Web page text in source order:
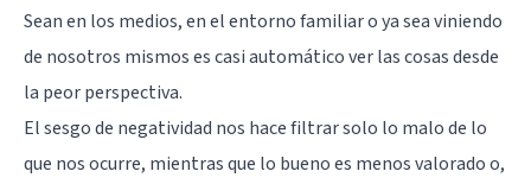
Sean en los medios, en el entorno familiar o ya sea viniendo
de nosotros mismos es casi automático ver las cosas desde
la peor perspectiva.
El sesgo de negatividad nos hace filtrar solo lo malo de lo
que nos ocurre, mientras que lo bueno es menos valorado o,